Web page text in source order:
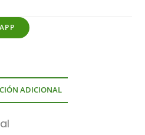
ADICIONAL